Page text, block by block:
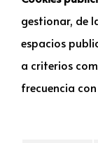
gestionar, de
espacios
a criterios
frecuencia